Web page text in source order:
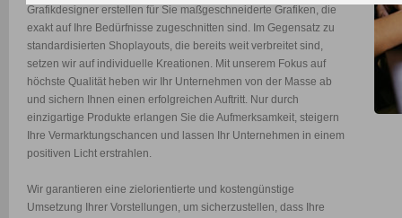
Grafikdesigner erstellen für Sie maßgeschneiderte Grafiken, die
exakt auf Ihre Bedürfnisse zugeschnitten sind. Im Gegensatz zu
standardisierten Shoplayouts, die bereits weit verbreitet sind,
setzen wir auf individuelle Kreationen. Mit unserem Fokus auf
höchste Qualität heben wir Ihr Unternehmen von der Masse ab
und sichern Ihnen einen erfolgreichen Auftritt. Nur durch
einzigartige Produkte erlangen Sie die Aufmerksamkeit, steigern
Ihre Vermarktungschancen und lassen Ihr Unternehmen in einem
positiven Licht erstrahlen.
Wir garantieren eine zielorientierte und kostengünstige
Umsetzung Ihrer Vorstellungen, um sicherzustellen, dass Ihre